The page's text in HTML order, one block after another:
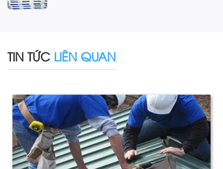
TIN TỨC LIÊN QUAN